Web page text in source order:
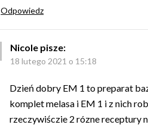
Odpowiedz
Nicole pisze:
18 lutego 2021 o 15:18
Dzień dobry EM 1 to preparat
komplet melasa i EM 1 i z nich
rzeczywiśczie 2 rózne receptury